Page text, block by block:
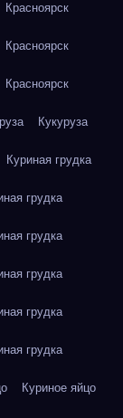
Красноярск
Красноярск
Красноярск
Кукуруза
Куриная грудка
грудка
грудка
грудка
грудка
грудка
Куриное яйцо